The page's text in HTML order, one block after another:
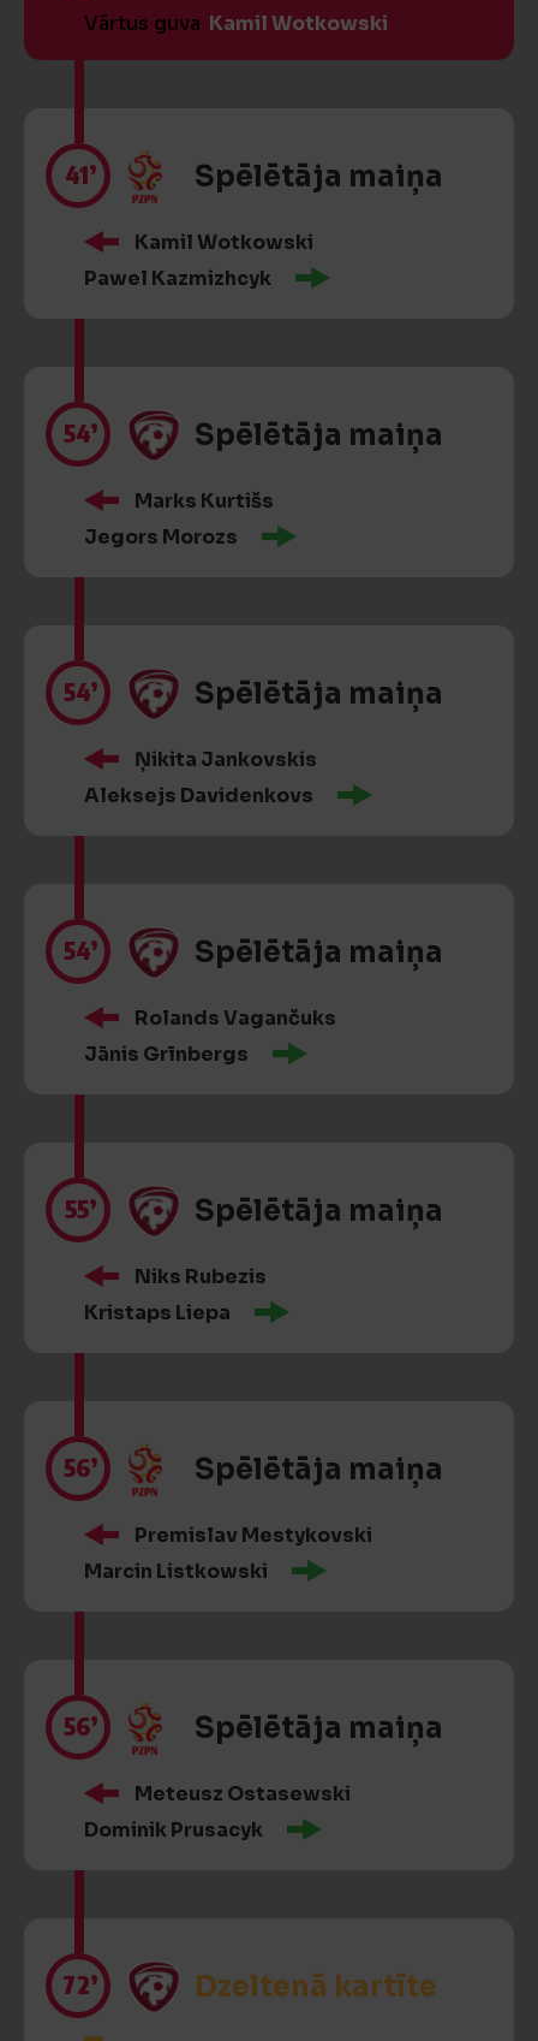
Vārtus guva Kamil Wotkowski
41’ Spēlētāja maiņa
Kamil Wotkowski
Pawel Kazmizhcyk
54’ Spēlētāja maiņa
Marks Kurtišs
Jegors Morozs
54’ Spēlētāja maiņa
Ņikita Jankovskis
Aleksejs Davidenkovs
54’ Spēlētāja maiņa
Rolands Vagančuks
Jānis Grīnbergs
55’ Spēlētāja maiņa
Niks Rubezis
Kristaps Liepa
56’ Spēlētāja maiņa
Premislav Mestykovski
Marcin Listkowski
56’ Spēlētāja maiņa
Meteusz Ostasewski
Dominik Prusacyk
72’ Dzeltenā kartīte